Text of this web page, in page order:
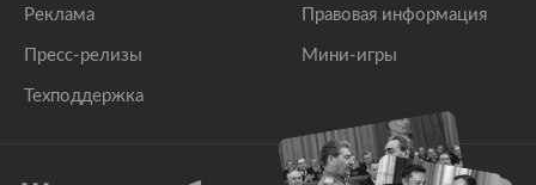
Реклама
Пресс-релизы
Техподдержка
Правовая информация
Мини-игры